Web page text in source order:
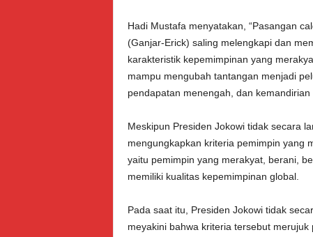
Hadi Mustafa menyatakan, “Pasangan
(Ganjar-Erick) saling melengkapi dan
karakteristik kepemimpinan yang
mampu mengubah tantangan menjadi
pendapatan menengah, dan kemandirian
Meskipun Presiden Jokowi tidak secara
mengungkapkan kriteria pemimpin yang
yaitu pemimpin yang merakyat, berani,
memiliki kualitas kepemimpinan global.
Pada saat itu, Presiden Jokowi tidak
meyakini bahwa kriteria tersebut